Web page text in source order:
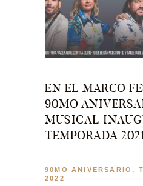
EN EL MARCO
90MO
MUSICAL
TEMPORADA
90MO ANIVERSARIO,
2022